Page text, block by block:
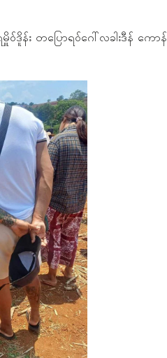
ဒိူန်း တပြောရဝ်ဂေါ်လခါးဒီန် ကေ